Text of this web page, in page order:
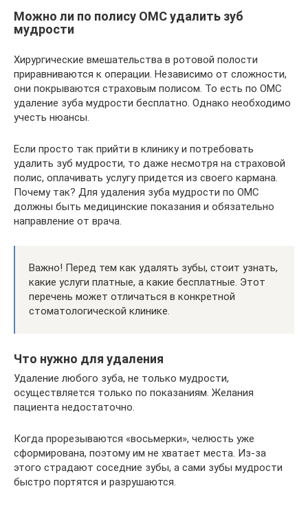
Можно ли по полису ОМС удалить зуб
мудрости
Хирургические вмешательства в ротовой полости
приравниваются к операции. Независимо от сложности,
они покрываются страховым полисом. То есть по ОМС
удаление зуба мудрости бесплатно. Однако необходимо
учесть нюансы.
Если просто так прийти в клинику и потребовать
удалить зуб мудрости, то даже несмотря на страховой
полис, оплачивать услугу придется из своего кармана.
Почему так? Для удаления зуба мудрости по ОМС
должны быть медицинские показания и обязательно
направление от врача.
Важно! Перед тем как удалять зубы, стоит узнать,
какие услуги платные, а какие бесплатные. Этот
перечень может отличаться в конкретной
стоматологической клинике.
Что нужно для удаления
Удаление любого зуба, не только мудрости,
осуществляется только по показаниям. Желания
пациента недостаточно.
Когда прорезываются «восьмерки», челюсть уже
сформирована, поэтому им не хватает места. Из-за
этого страдают соседние зубы, а сами зубы мудрости
быстро портятся и разрушаются.